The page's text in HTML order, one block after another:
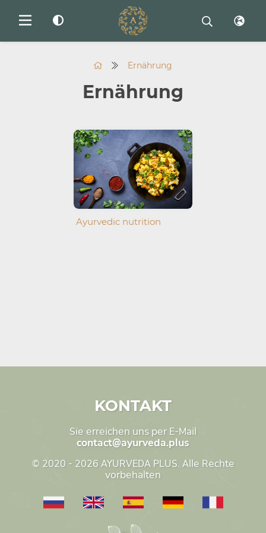
Ernährung
Ernährung
Ayurvedic nutrition
KONTAKT
Sie erreichen uns per E-Mail
contact@ayurveda.plus
© 2020 - 2026 AYURVEDA PLUS. Alle Rechte
vorbehalten